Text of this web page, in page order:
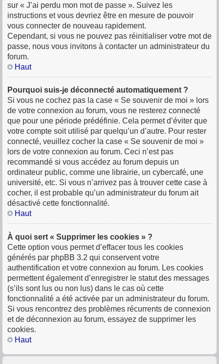
sur « J’ai perdu mon mot de passe ». Suivez les
instructions et vous devriez être en mesure de pouvoir
vous connecter de nouveau rapidement.
Cependant, si vous ne pouvez pas réinitialiser votre mot de
passe, nous vous invitons à contacter un administrateur du
forum.
Haut
Pourquoi suis-je déconnecté automatiquement ?
Si vous ne cochez pas la case « Se souvenir de moi » lors
de votre connexion au forum, vous ne resterez connecté
que pour une période prédéfinie. Cela permet d’éviter que
votre compte soit utilisé par quelqu’un d’autre. Pour rester
connecté, veuillez cocher la case « Se souvenir de moi »
lors de votre connexion au forum. Ceci n’est pas
recommandé si vous accédez au forum depuis un
ordinateur public, comme une librairie, un cybercafé, une
université, etc. Si vous n’arrivez pas à trouver cette case à
cocher, il est probable qu’un administrateur du forum ait
désactivé cette fonctionnalité.
Haut
À quoi sert « Supprimer les cookies » ?
Cette option vous permet d’effacer tous les cookies
générés par phpBB 3.2 qui conservent votre
authentification et votre connexion au forum. Les cookies
permettent également d’enregistrer le statut des messages
(s’ils sont lus ou non lus) dans le cas où cette
fonctionnalité a été activée par un administrateur du forum.
Si vous rencontrez des problèmes récurrents de connexion
et de déconnexion au forum, essayez de supprimer les
cookies.
Haut